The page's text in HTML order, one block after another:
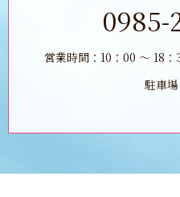
0985-
営業時間：10：00 ～ 18
駐車